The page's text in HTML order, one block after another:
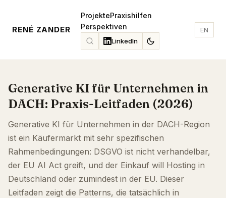
RENÉ ZANDER
ProjektePraxishilfen
Perspektiven
LinkedIn
EN
Generative KI für Unternehmen in
DACH: Praxis-Leitfaden (2026)
Generative KI für Unternehmen in der DACH-Region
ist ein Käufermarkt mit sehr spezifischen
Rahmenbedingungen: DSGVO ist nicht verhandelbar,
der EU AI Act greift, und der Einkauf will Hosting in
Deutschland oder zumindest in der EU. Dieser
Leitfaden zeigt die Patterns, die tatsächlich in